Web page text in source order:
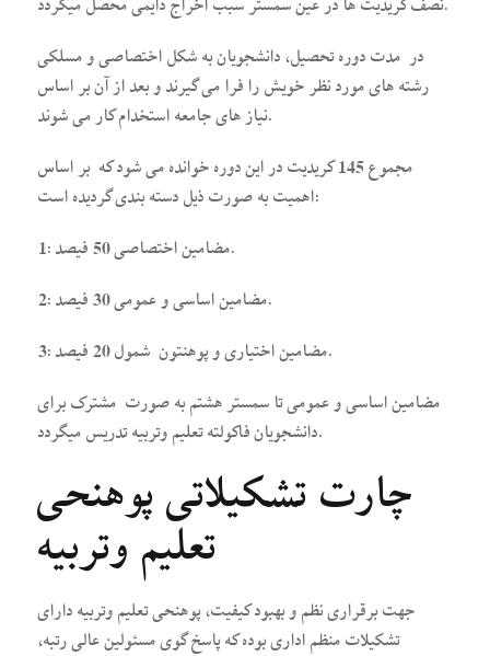
نصف کریدیت ها در عین سمستر سبب اخراج دایمی محصل میگردد.
در مدت دوره تحصیل، دانشجویان به شکل اختصاصی و مسلکی
رشته های مورد نظر خویش را فرا می گیرند و بعد از آن بر اساس
نیاز های جامعه استخدام کار می شوند.
مجموع 145 کریدیت در این دوره خوانده می شود که بر اساس
اهمیت به صورت ذیل دسته بندی گردیده است:
1: مضامین اختصاصی 50 فیصد.
2: مضامین اساسی و عمومی 30 فیصد.
3: مضامین اختیاری و پوهنتون شمول 20 فیصد.
مضامین اساسی و عمومی تا سمستر هشتم به صورت مشترک برای
دانشجویان فاکولته تعلیم وتربیه تدریس میگردد.
چارت تشکیلاتی پوهنحی
تعلیم وتربیه
جهت برقراری نظم و بهبود کیفیت، پوهنحی تعلیم وتربیه دارای
تشکیلات منظم اداری بوده که پاسخ گوی مسئولین عالی رتبه،